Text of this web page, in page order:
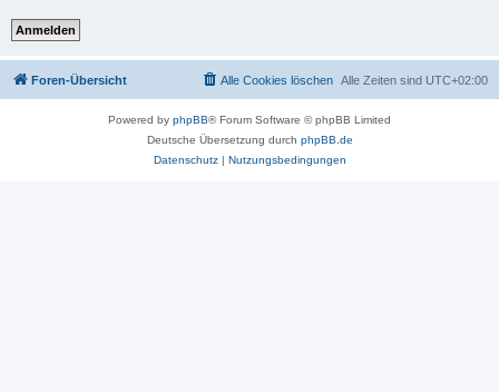
Foren-Übersicht Alle Zeiten sind UTC+02:00
Alle Cookies löschen
Powered by phpBB® Forum Software © phpBB Limited
Deutsche Übersetzung durch phpBB.de
Datenschutz| Nutzungsbedingungen